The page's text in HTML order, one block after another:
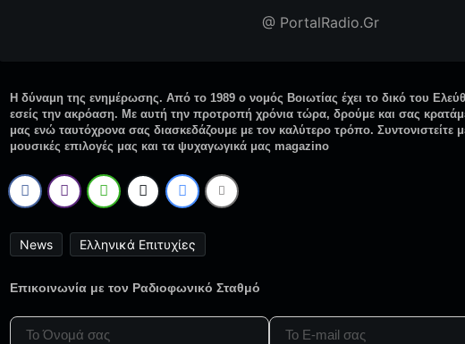
@ PortalRadio.Gr
Η δύναμη της ενημέρωσης. Από το 1989 ο νομός Βοιωτίας έχει το δικό του
εσείς την ακρόαση. Με αυτή την προτροπή χρόνια τώρα, δρούμε και σας
μας ενώ ταυτόχρονα σας διασκεδάζουμε με τον καλύτερο τρόπο. Συντονιστείτε
μουσικές επιλογές μας και τα ψυχαγωγικά μας magazino
News Ελληνικά Επιτυχίες
Επικοινωνία με τον Ραδιοφωνικό Σταθμό